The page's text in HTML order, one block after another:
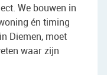
We bouwen in
én timing
Diemen, moet
waar zijn